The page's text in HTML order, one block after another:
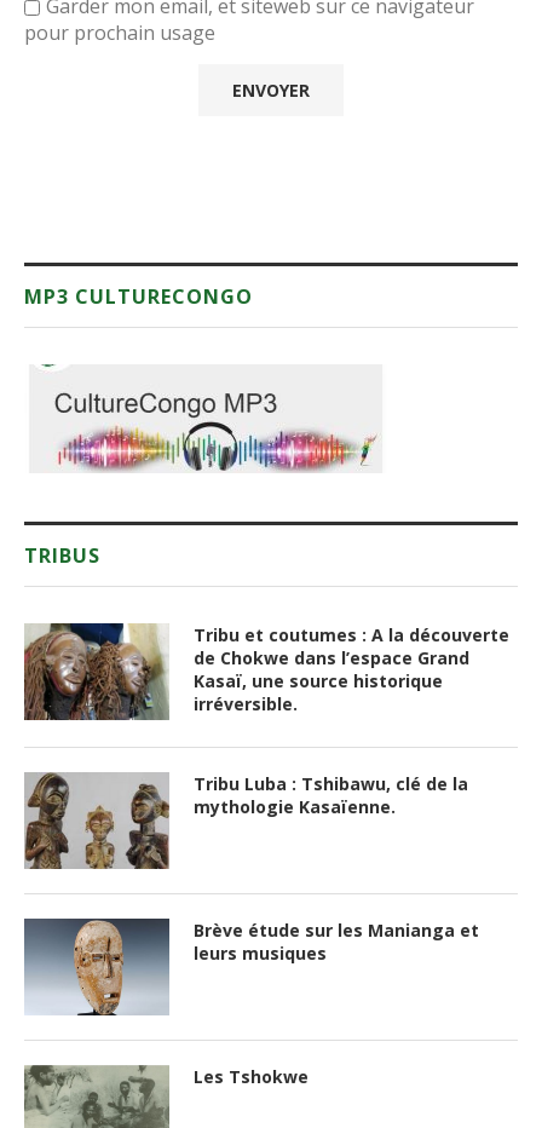
Garder mon email, et siteweb sur ce navigateur
pour prochain usage
MP3 CULTURECONGO
TRIBUS
Tribu et coutumes : A la découverte
de Chokwe dans l’espace Grand
Kasaï, une source historique
irréversible.
Tribu Luba : Tshibawu, clé de la
mythologie Kasaïenne.
Brève étude sur les Manianga et
leurs musiques
Les Tshokwe